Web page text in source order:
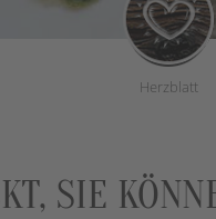
Herzblatt
SIE